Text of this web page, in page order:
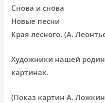
Снова и снова
Новые песни
Края лесного. (А.
Художники нашей
картинах.
(Показ картин А.